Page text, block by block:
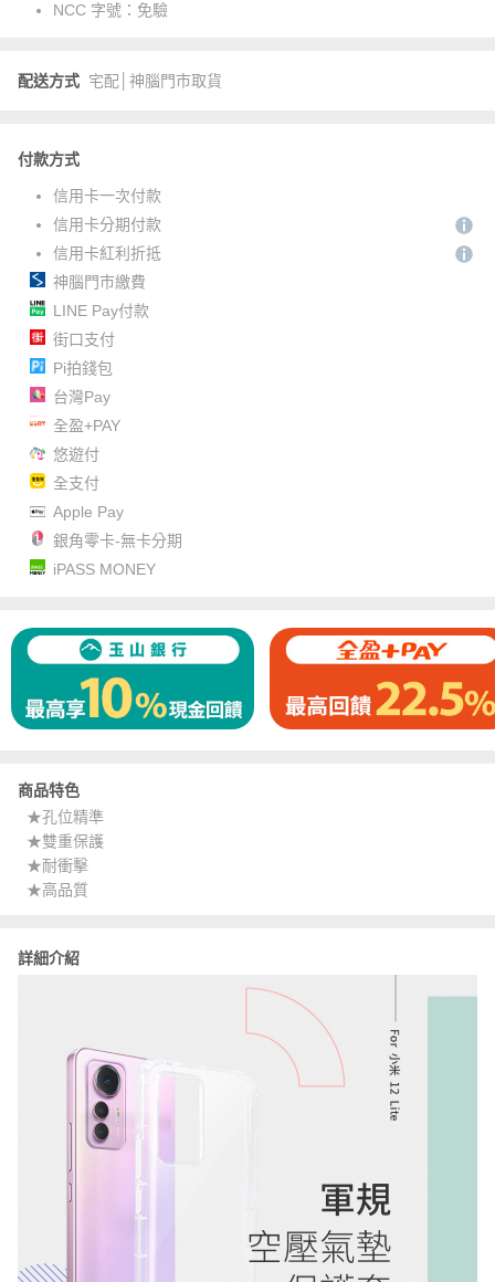
NCC 字號： 免驗
配送方式 宅配│神腦門市取貨
付款方式
信用卡一次付款
信用卡分期付款
信用卡紅利折抵
神腦門市繳費
LINE Pay付款
街口支付
Pi拍錢包
台灣Pay
全盈+PAY
悠遊付
全支付
Apple Pay
銀角零卡-無卡分期
iPASS MONEY
商品特色
★孔位精準
★雙重保護
★耐衝擊
★高品質
詳細介紹